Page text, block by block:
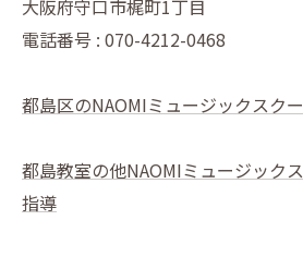
大阪府守口市梶町1丁目
電話番号 : 070-4212-0468
都島区のNAOMIミュージックスク
都島教室の他NAOMIミュージック
指導